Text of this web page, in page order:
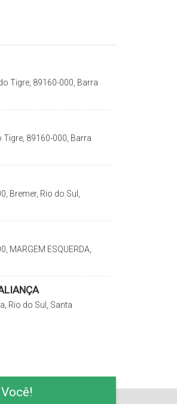
Tigre, 89160-000, Barra
Tigre, 89160-000, Barra
Bremer, Rio do Sul,
MARGEM ESQUERDA,
Rio do Sul, Santa